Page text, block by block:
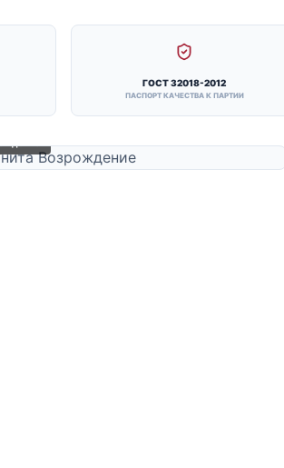
ГОСТ 32018-2012
ПАСПОРТ КАЧЕСТВА К ПАРТИИ